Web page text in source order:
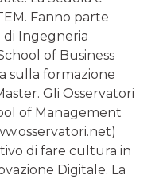
Fanno parte
Ingegneria
of Business
sulla formazione
Gli Osservatori
of Management
di fare cultura in
Digitale. La